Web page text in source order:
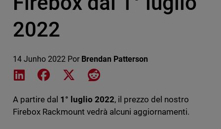
2022
14 Junho 2022 Por Brendan Patterson
Share on LinkedIn
Share on Facebook
Share on XShare on Reddit
A partire dal 1° luglio 2022, il prezzo del nostro
Firebox Rackmount vedrà alcuni aggiornamenti.